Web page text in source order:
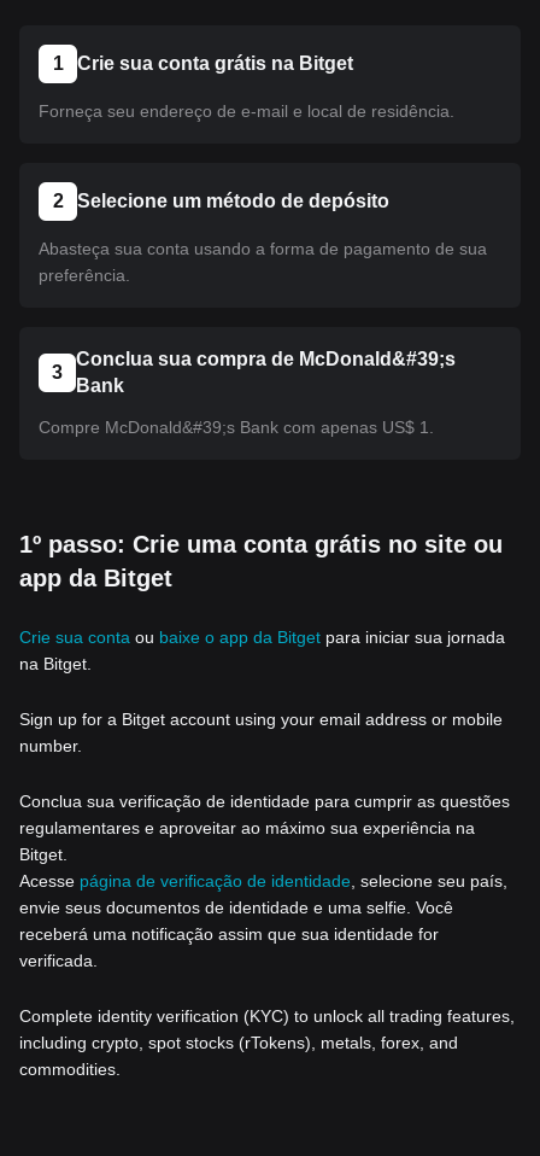
1 Crie sua conta grátis na Bitget
Forneça seu endereço de e-mail e local de residência.
2 Selecione um método de depósito
Abasteça sua conta usando a forma de pagamento de sua
preferência.
3
Conclua sua compra de McDonald&#39;s
Bank
Compre McDonald&#39;s Bank com apenas US$ 1.
1º passo: Crie uma conta grátis no site ou
app da Bitget
Crie sua conta ou baixe o app da Bitget para iniciar sua jornada
na Bitget.
Sign up for a Bitget account using your email address or mobile
number.
Conclua sua verificação de identidade para cumprir as questões
regulamentares e aproveitar ao máximo sua experiência na
Bitget.
Acesse página de verificação de identidade , selecione seu país,
envie seus documentos de identidade e uma selfie. Você
receberá uma notificação assim que sua identidade for
verificada.
Complete identity verification (KYC) to unlock all trading features,
including crypto, spot stocks (rTokens), metals, forex, and
commodities.